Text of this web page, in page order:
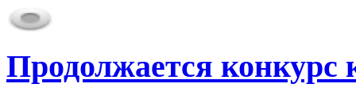
Продолжается